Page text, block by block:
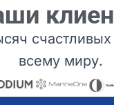
всему миру.